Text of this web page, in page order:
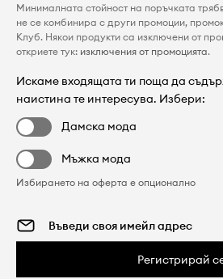
Минималната стойност на поръчката
не се комбинира с други промоции,
Клуб. Някои продукти са изключени от
откриете тук: изключения от промоцията.
Искаме входящата ти поща да
наистина те интересува. Избери:
Дамска мода
Мъжка мода
Избирането на оферта е опционално
Регистрирай